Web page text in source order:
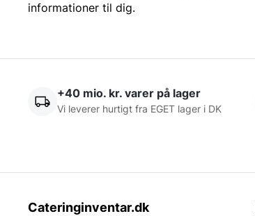
informationer til dig.
+40 mio. kr. varer på lager
Vi leverer hurtigt fra EGET lager i DK
Cateringinventar.dk